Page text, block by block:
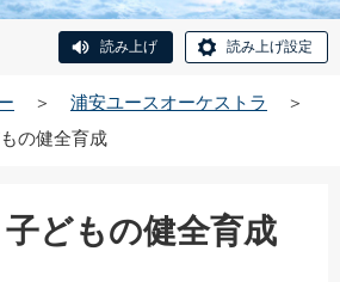
読み上げ 読み上げ設定
＞ 浦安ユースオーケストラ
＞
の健全育成
どもの健全育成